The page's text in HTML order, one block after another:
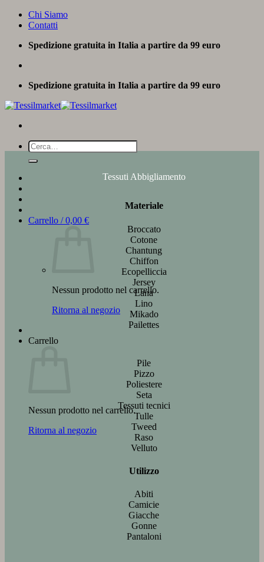
Salta
Chi Siamo
Contatti
Spedizione gratuita in Italia a partire da 99 euro
Spedizione gratuita in Italia a partire da 99 euro
Cerca:
Carrello /0,00 €
Nessun prodotto nel carrello.
Ritorna al negozio
Carrello
Nessun prodotto nel carrello.
Ritorna al negozio
Tessuti Abbigliamento
Materiale
Broccato
Cotone
Chantung
Chiffon
Ecopelliccia
Jersey
Lana
Lino
Mikado
Pailettes
Pile
Pizzo
Poliestere
Seta
Tessuti tecnici
Tulle
Tweed
Raso
Velluto
Utilizzo
Abiti
Camicie
Giacche
Gonne
Pantaloni